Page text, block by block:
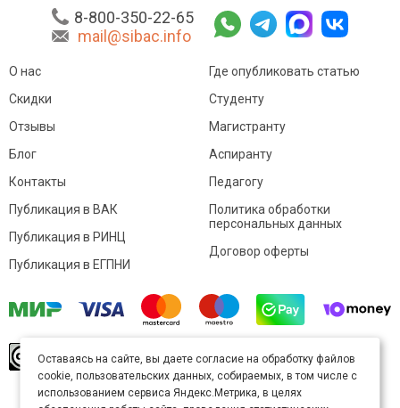
8-800-350-22-65
mail@sibac.info
О нас
Скидки
Отзывы
Блог
Контакты
Где опубликовать статью
Студенту
Магистранту
Аспиранту
Педагогу
Публикация в ВАК
Публикация в РИНЦ
Публикация в ЕГПНИ
Политика обработки
персональных данных
Договор оферты
произведение доступно полицензии Creative
Commons «Attribution» («Атрибуция») 4.0
Непортированная.
Оставаясь на сайте, вы даете согласие на обработку файлов
cookie, пользовательских данных, собираемых, в том числе с
использованием сервиса Яндекс.Метрика, в целях